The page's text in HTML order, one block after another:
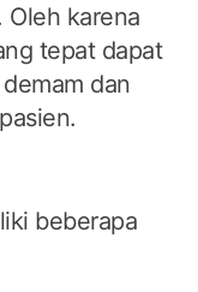
Oleh karena
tepat dapat
dan
beberapa